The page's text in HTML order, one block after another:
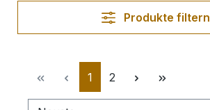
Produkte filtern
Seite
1 Seite
2